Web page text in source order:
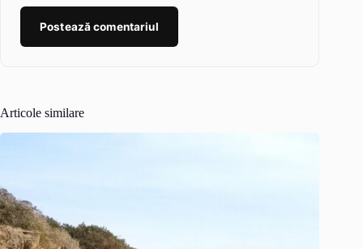
Postează comentariul
Articole similare